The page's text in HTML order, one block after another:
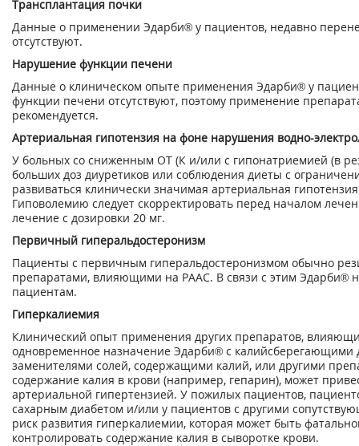
Трансплантация почки
Данные о применении Эдарби® у пациентов, недавно
отсутствуют.
Нарушение функции печени
Данные о клиническом опыте применения Эдарби® у
функции печени отсутствуют, поэтому применение
рекомендуется.
Артериальная гипотензия на фоне нарушения водно-
У больных со сниженным ОТ (К и/или с гипонатриемией (в
больших доз диуретиков или соблюдения диеты с
развиваться клинически значимая артериальная
Гиповолемию следует скорректировать перед началом
лечение с дозировки 20 мг.
Первичный гиперальдостеронизм
Пациенты с первичным гиперальдостеронизмом обычно
препаратами, влияющими на РААС. В связи с этим Эдарби®
пациентам.
Гиперкалиемия
Клинический опыт применения других препаратов,
одновременное назначение Эдарби® с калийсберегающими
заменителями солей, содержащими калий, или другими
содержание калия в крови (например, гепарин), может
артериальной гипертензией. У пожилых пациентов,
сахарным диабетом и/или у пациентов с другими
риск развития гиперкалиемии, которая может быть
контролировать содержание калия в сыворотке крови.